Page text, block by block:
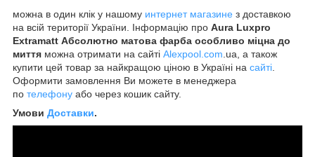
можна в один клік у нашому интернет магазине з доставкою
на всій території України. Інформацію про Aura Luxpro
Extramatt Абсолютно матова фарба особливо міцна до
миття можна отримати на сайті Alexpool.com .ua, а також
купити цей товар за найкращою ціною в Україні на сайті
Оформити замовлення Ви можете в менеджера
по телефону або через кошик сайту.
Умови Доставки.